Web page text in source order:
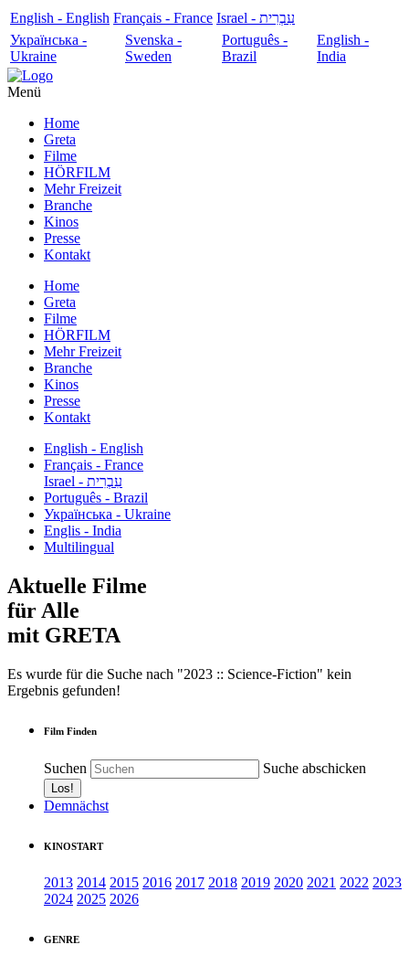
English - English Français - France
עִבְרִית - Israel
Українська -
Ukraine
Svenska -
Sweden
Português -
Brazil
English -
India
Menü
Home
Greta
Filme
HÖRFILM
Mehr Freizeit
Branche
Kinos
Presse
Kontakt
Home
Greta
Filme
HÖRFILM
Mehr Freizeit
Branche
Kinos
Presse
Kontakt
English - English
Français - France
עִבְרִית - Israel
Português - Brazil
Українська - Ukraine
Englis - India
Multilingual
Aktuelle Filme
für Alle
mit GRETA
Es wurde für die Suche nach "2023 :: Science-Fiction" kein
Ergebnis gefunden!
Film Finden
Suchen Suche abschicken
Demnächst
KINOSTART
2013 2014 2015 2016 2017 2018 2019 2020 2021 2022 2023
2024 2025 2026
GENRE